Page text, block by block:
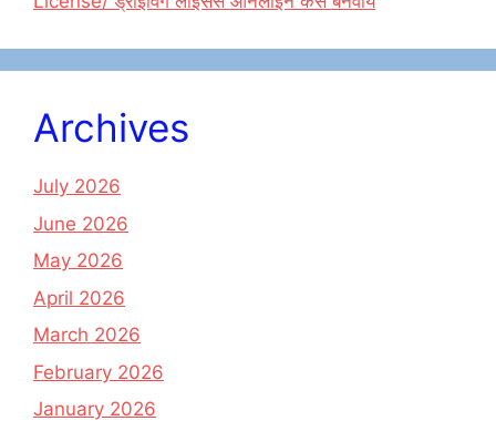
Archives
July 2026
June 2026
May 2026
April 2026
March 2026
February 2026
January 2026